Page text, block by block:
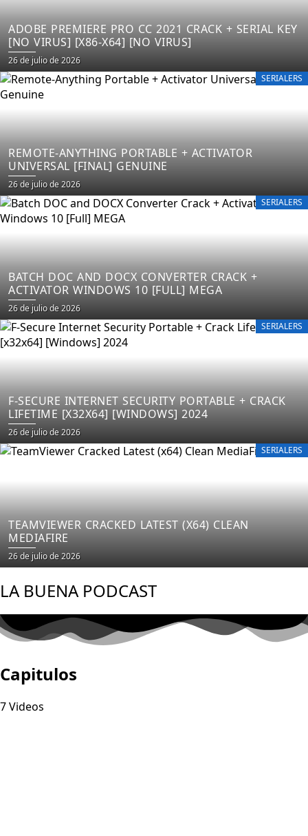
ADOBE PREMIERE PRO CC 2021 CRACK + SERIAL KEY
[NO VIRUS] [X86-X64] [NO VIRUS]
26 de julio de 2026
SERIALERS
REMOTE-ANYTHING PORTABLE + ACTIVATOR
UNIVERSAL [FINAL] GENUINE
26 de julio de 2026
SERIALERS
BATCH DOC AND DOCX CONVERTER CRACK +
ACTIVATOR WINDOWS 10 [FULL] MEGA
26 de julio de 2026
SERIALERS
F-SECURE INTERNET SECURITY PORTABLE + CRACK
LIFETIME [X32X64] [WINDOWS] 2024
26 de julio de 2026
SERIALERS
TEAMVIEWER CRACKED LATEST (X64) CLEAN
MEDIAFIRE
26 de julio de 2026
LA BUENA PODCAST
Capitulos
7 Videos